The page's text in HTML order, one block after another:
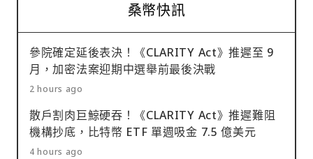
桑幣快訊
參院確定延後表決！《CLARITY Act》推遲至 9
月，加密法案迎期中選舉前最後決戰
2 hours ago
散戶割肉巨鯨硬吞！《CLARITY Act》推遲難阻
機構抄底，比特幣 ETF 單週吸金 7.5 億美元
4 hours ago